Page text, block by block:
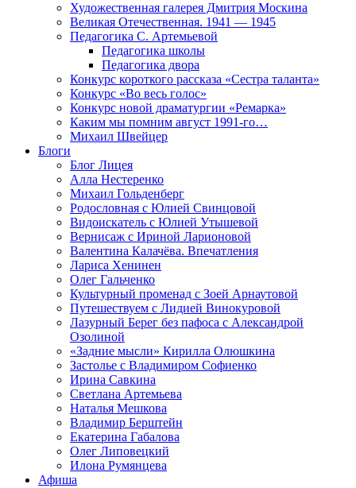
Художественная галерея Дмитрия Москина
Великая Отечественная. 1941 — 1945
Педагогика С. Артемьевой
Педагогика школы
Педагогика двора
Конкурс короткого рассказа «Сестра таланта»
Конкурс «Во весь голос»
Конкурс новой драматургии «Ремарка»
Каким мы помним август 1991-го…
Михаил Швейцер
Блоги
Блог Лицея
Алла Нестеренко
Михаил Гольденберг
Родословная с Юлией Свинцовой
Видоискатель с Юлией Утышевой
Вернисаж с Ириной Ларионовой
Валентина Калачёва. Впечатления
Лариса Хенинен
Олег Гальченко
Культурный променад с Зоей Арнаутовой
Путешествуем с Лидией Винокуровой
Лазурный Берег без пафоса с Александрой
Озолиной
«Задние мысли» Кирилла Олюшкина
Застолье с Владимиром Софиенко
Ирина Савкина
Светлана Артемьева
Наталья Мешкова
Владимир Берштейн
Екатерина Габалова
Олег Липовецкий
Илона Румянцева
Афиша